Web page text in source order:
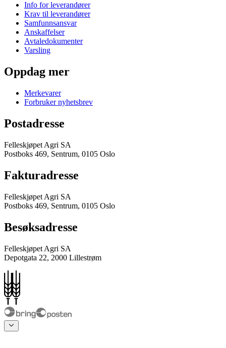
Info for leverandører
Krav til leverandører
Samfunnsansvar
Anskaffelser
Avtaledokumenter
Varsling
Oppdag mer
Merkevarer
Forbruker nyhetsbrev
Postadresse
Felleskjøpet Agri SA
Postboks 469, Sentrum, 0105 Oslo
Fakturadresse
Felleskjøpet Agri SA
Postboks 469, Sentrum, 0105 Oslo
Besøksadresse
Felleskjøpet Agri SA
Depotgata 22, 2000 Lillestrøm